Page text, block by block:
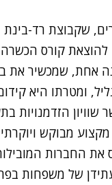
שקבוצת רד-
להוצאת קורס
אחת, שמכשיר את
ומטרתו היא
הזדמנויות
מבוקש
את החברות
של משפחות